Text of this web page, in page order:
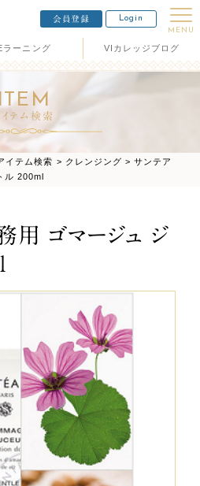
会員登録 Login
MENU
ラーニング VIカレッジブログ
ITEM
イテム検索
イテム検索 > クレンジング > サンテア
ル 200ml
用 ゴマージュ ジ